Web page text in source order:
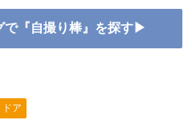
で『自撮り棒』を探す▶
ア